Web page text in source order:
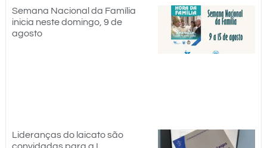
Semana Nacional da Família
inicia neste domingo, 9 de
agosto
Lideranças do laicato são
convidadas para a I